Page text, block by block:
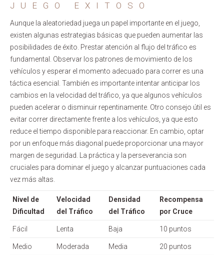
JUEGO EXITOSO
Aunque la aleatoriedad juega un papel importante en el juego,
existen algunas estrategias básicas que pueden aumentar las
posibilidades de éxito. Prestar atención al flujo del tráfico es
fundamental. Observar los patrones de movimiento de los
vehículos y esperar el momento adecuado para correr es una
táctica esencial. También es importante intentar anticipar los
cambios en la velocidad del tráfico, ya que algunos vehículos
pueden acelerar o disminuir repentinamente. Otro consejo útil es
evitar correr directamente frente a los vehículos, ya que esto
reduce el tiempo disponible para reaccionar. En cambio, optar
por un enfoque más diagonal puede proporcionar una mayor
margen de seguridad. La práctica y la perseverancia son
cruciales para dominar el juego y alcanzar puntuaciones cada
vez más altas.
Nivel de
Dificultad
Velocidad
del Tráfico
Densidad
del Tráfico
Recompensa
por Cruce
Fácil Lenta Baja 10 puntos
Medio Moderada Media 20 puntos